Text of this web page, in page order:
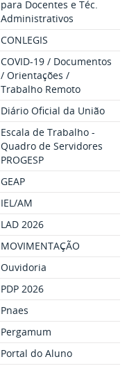
para Docentes e Téc.
Administrativos
CONLEGIS
COVID-19 / Documentos
/ Orientações /
Trabalho Remoto
Diário Oficial da União
Escala de Trabalho -
Quadro de Servidores
PROGESP
GEAP
IEL/AM
LAD 2026
MOVIMENTAÇÃO
Ouvidoria
PDP 2026
Pnaes
Pergamum
Portal do Aluno